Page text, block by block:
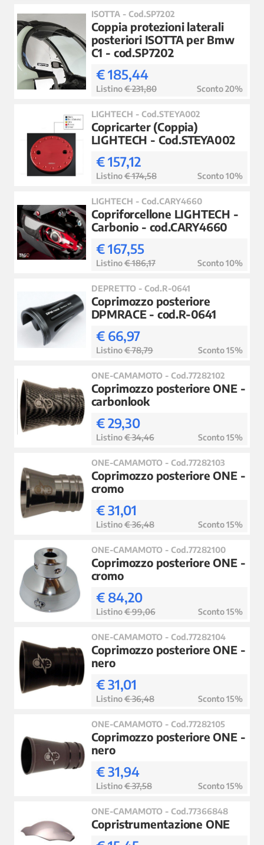
ISOTTA - Cod.SP7202
Coppia protezioni laterali
posteriori ISOTTA per Bmw
C1 - cod.SP7202
€ 185,44
Listino€ 231,80 Sconto 20%
LIGHTECH - Cod.STEYA002
Copricarter (Coppia)
LIGHTECH - Cod.STEYA002
€ 157,12
Listino€ 174,58 Sconto 10%
LIGHTECH - Cod.CARY4660
Copriforcellone LIGHTECH -
Carbonio - cod.CARY4660
€ 167,55
Listino€ 186,17 Sconto 10%
DEPRETTO - Cod.R-0641
Coprimozzo posteriore
DPMRACE - cod.R-0641
€ 66,97
Listino€ 78,79 Sconto 15%
ONE-CAMAMOTO - Cod.77282102
Coprimozzo posteriore ONE -
carbonlook
€ 29,30
Listino€ 34,46 Sconto 15%
ONE-CAMAMOTO - Cod.77282103
Coprimozzo posteriore ONE -
cromo
€ 31,01
Listino€ 36,48 Sconto 15%
ONE-CAMAMOTO - Cod.77282100
Coprimozzo posteriore ONE -
cromo
€ 84,20
Listino€ 99,06 Sconto 15%
ONE-CAMAMOTO - Cod.77282104
Coprimozzo posteriore ONE -
nero
€ 31,01
Listino€ 36,48 Sconto 15%
ONE-CAMAMOTO - Cod.77282105
Coprimozzo posteriore ONE -
nero
€ 31,94
Listino€ 37,58 Sconto 15%
ONE-CAMAMOTO - Cod.77366848
Copristrumentazione ONE